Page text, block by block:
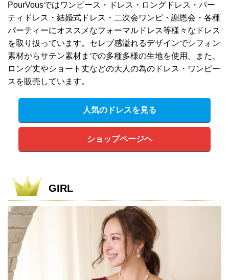
PourVousではワンピース・ドレス・ロングドレス・パー
ティドレス・結婚式ドレス・二次会ワンピ・謝恩会・各種
パーティーにオススメなフォーマルドレス等様々なドレス
を取り扱っています。セレブ感溢れるデザインでシフォン
素材からサテン素材までの多種多様の生地を使用。また、
ロング丈やショート丈などの大人の為のドレス・ワンピー
スを販売しています。
人気のドレスを見る
ショップページヘ
GIRL